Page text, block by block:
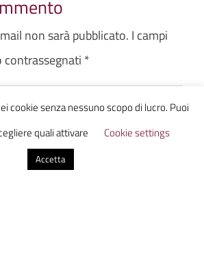
non sarà pubblicato. I campi
*
cookie senza nessuno scopo di lucro. Puoi
quali attivare
Cookie settings
Accetta